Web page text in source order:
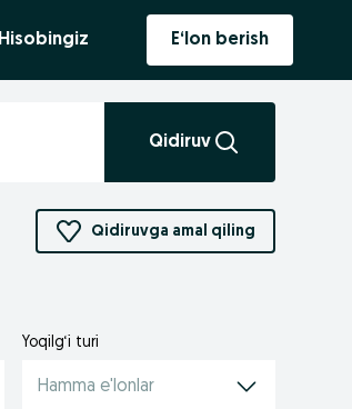
Hisobingiz E‘lon berish
Qidiruv
Qidiruvga amal qiling
Yoqilg‘i turi
Hamma e'lonlar